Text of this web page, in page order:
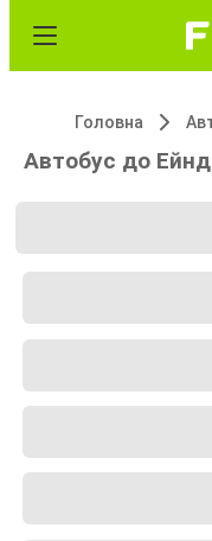
Головна
Автобус до